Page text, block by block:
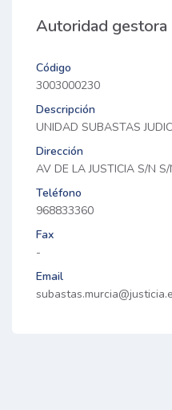
Autoridad gestora
Código
3003000230
Descripción
UNIDAD SUBASTAS
Dirección
AV DE LA JUSTICIA S/N
Teléfono
968833360
Fax
-
Email